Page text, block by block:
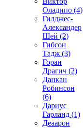
Оладипо (4)
Гилджес-
Александер
Шей (2)
Гибсон
Тадж (3)
Горан
Драгич (2)
Данкан
Робинсон
(6)
Дариус
Гарланд (1)
Деаарон